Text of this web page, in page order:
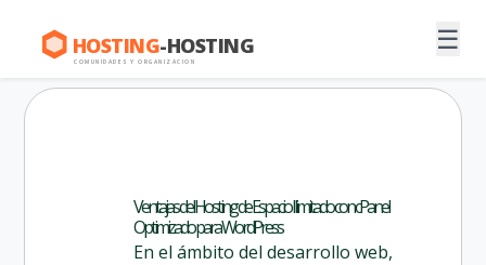
HOSTING-HOSTING
COMUNIDADES Y ORGANIZACION
☰
Ventajas del Hosting de Espacio Ilimitado con cPanel
Optimizado para WordPress
En el ámbito del desarrollo web,